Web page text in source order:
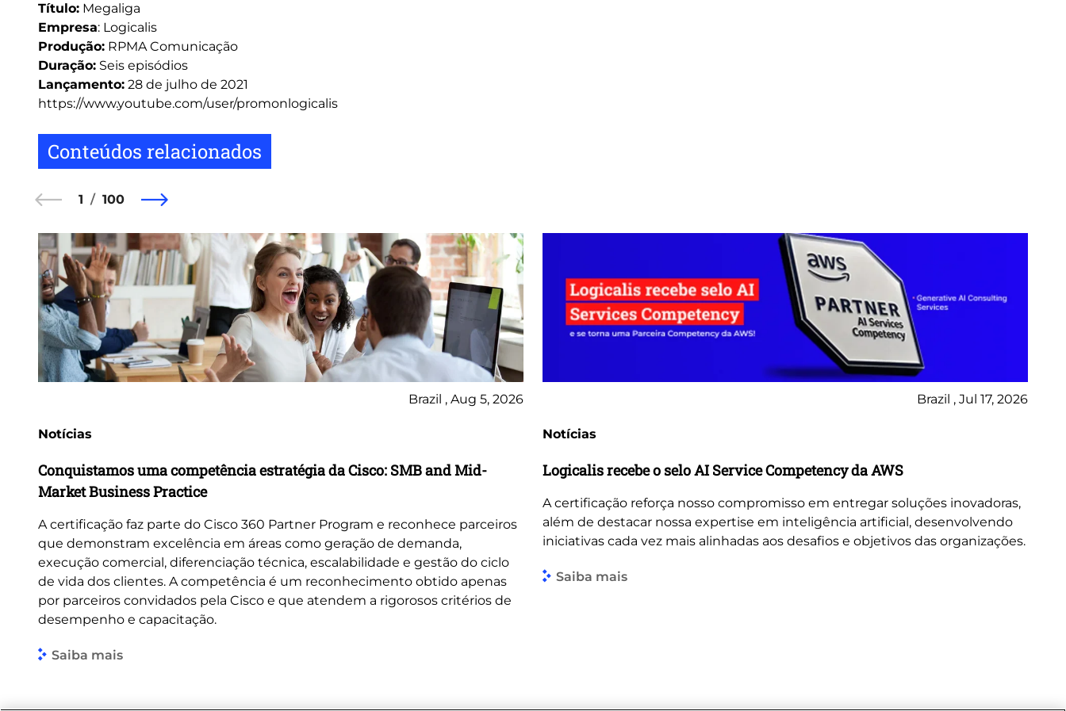
Título: Megaliga
Empresa: Logicalis
Produção: RPMA Comunicação
Duração: Seis episódios
Lançamento: 28 de julho de 2021
https://www.youtube.com/user/promonlogicalis
Conteúdos relacionados
1 100
Brazil , Aug 5, 2026
Notícias
Conquistamos uma competência estratégia da Cisco: SMB and Mid-
Market Business Practice
A certificação faz parte do Cisco 360 Partner Program e reconhece parceiros
que demonstram excelência em áreas como geração de demanda,
execução comercial, diferenciação técnica, escalabilidade e gestão do ciclo
de vida dos clientes. A competência é um reconhecimento obtido apenas
por parceiros convidados pela Cisco e que atendem a rigorosos critérios de
desempenho e capacitação.
Saiba mais
Brazil , Jul 17, 2026
Notícias
Logicalis recebe o selo AI Service Competency da AWS
A certificação reforça nosso compromisso em entregar soluções inovadoras,
além de destacar nossa expertise em inteligência artificial, desenvolvendo
iniciativas cada vez mais alinhadas aos desafios e objetivos das organizações.
Saiba mais